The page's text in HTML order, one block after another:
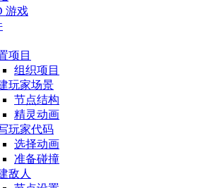
游戏
项目
组织项目
玩家场景
节点结构
精灵动画
玩家代码
选择动画
准备碰撞
敌人